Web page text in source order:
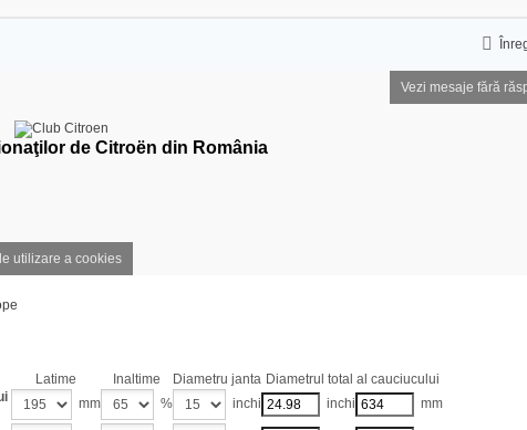
Vezi mesaje fără
utilizare a cookies
de Citroën din România
Latime Inaltime Diametru janta Diametrul total al cauciucului
mm
% inchi inchi mm